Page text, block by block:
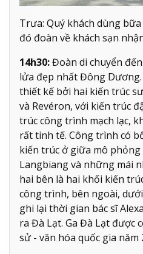
Trưa: Quý khách dùng
đó đoàn về khách sạn
14h30:Đoàn di chuyển đến
lửa đẹp nhất Đông
thiết kế bởi hai kiến trúc
và Revéron, với kiến trúc
trúc công trình mạch lạc,
rất tinh tế. Công trình có
kiến trúc ở giữa mô phỏng
Langbiang và những mái
hai bên là hai khối kiến
công trình, bên ngoài,
ghi lại thời gian bác sĩ
ra Đà Lạt. Ga Đà Lạt được
sử - văn hóa quốc gia năm